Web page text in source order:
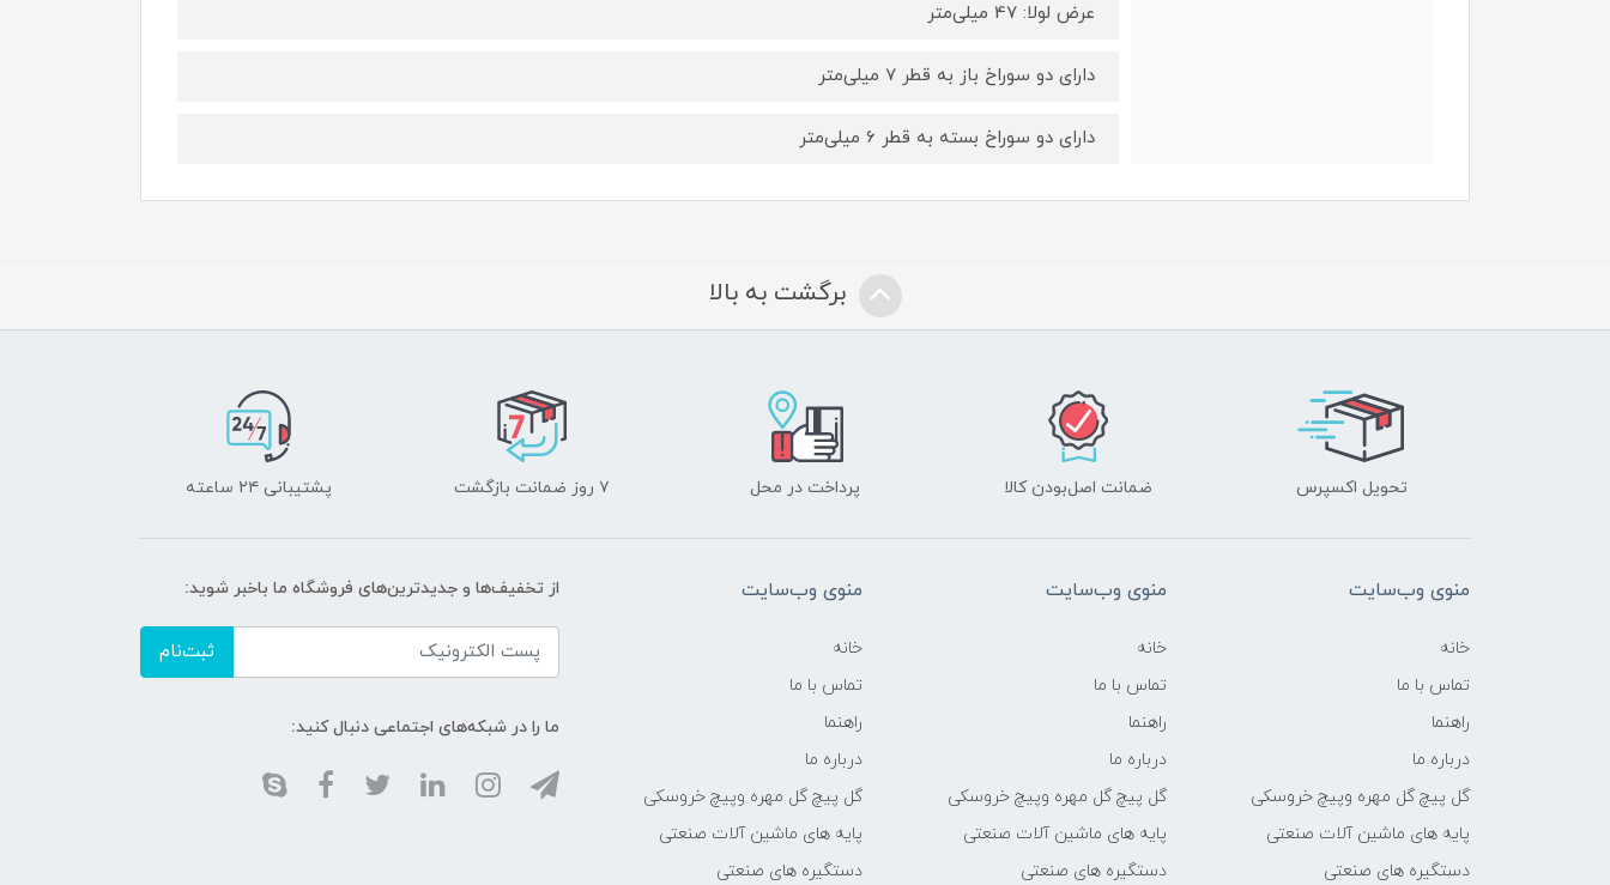
عرض لولا: 47 میلی‌متر
دارای دو سوراخ باز به قطر 7 میلی‌متر
دارای دو سوراخ بسته به قطر 6 میلی‌متر
برگشت به بالا
تحویل اکسپرس ضمانت اصل‌بودن کالا پرداخت در محل ۷ روز ضمانت بازگشت پشتیبانی ۲۴ ساعته
منوی وب‌سایت
خانه
تماس با ما
راهنما
درباره ما
گل پیچ گل مهره وپیچ خروسکی
پایه های ماشین آلات صنعتی
دستگیره های صنعتی
منوی وب‌سایت
خانه
تماس با ما
راهنما
درباره ما
گل پیچ گل مهره وپیچ خروسکی
پایه های ماشین آلات صنعتی
دستگیره های صنعتی
منوی وب‌سایت
خانه
تماس با ما
راهنما
درباره ما
گل پیچ گل مهره وپیچ خروسکی
پایه های ماشین آلات صنعتی
دستگیره های صنعتی
از تخفیف‌ها و جدیدترین‌های فروشگاه ما باخبر شوید:
ثبت‌نام
ما را در شبکه‌های اجتماعی دنبال کنید: